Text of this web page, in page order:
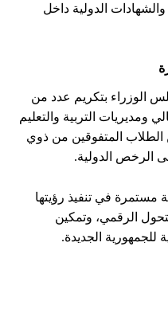
الدولية داخل
الوزراء بتكريم عدد من
ومديريات التربية والتعليم
الطلاب المتفوقين من ذوي
الرخص الدولية.
مستمرة في تنفيذ رؤيتها
الرقمي، وتمكين
للجمهورية الجديدة.